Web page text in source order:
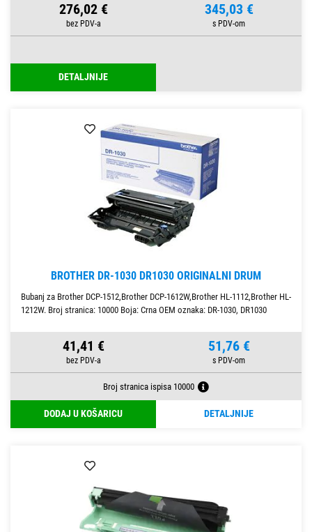
276,02 € 345,03 €
DETALJNIJE
BROTHER DR-1030 DR1030 ORIGINALNI DRUM
Bubanj za Brother DCP-1512,Brother DCP-1612W,Brother HL-1112,Brother HL-
1212W. Broj stranica: 10000 Boja: Crna OEM oznaka: DR-1030, DR1030
41,41 € 51,76 €
Broj stranica ispisa 10000
DODAJ U KOŠARICU DETALJNIJE